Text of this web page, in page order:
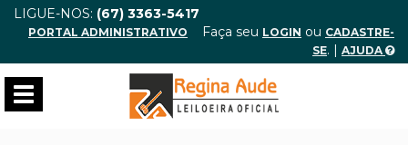
LIGUE-NOS: (67) 3363-5417
PORTAL ADMINISTRATIVO Faça seu LOGIN ou CADASTRE-
SE. | AJUDA
Toggle
navigation